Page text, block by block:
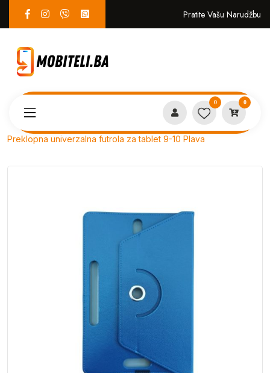
Pratite Vašu Narudžbu
0 0
Preklopna univerzalna futrola za tablet 9-10 Plava